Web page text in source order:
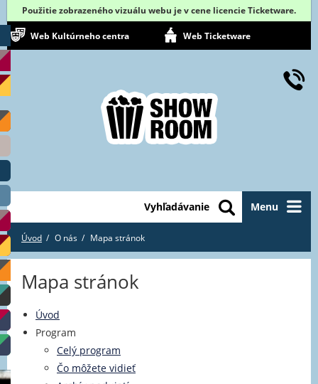
Použitie zobrazeného vizuálu webu je v cene licencie Ticketware.
Web Kultúrneho centra Web Ticketware
Menu
Vyhľadávanie
Úvod O nás Mapa stránok
Mapa stránok
Úvod
Program
Celý program
Čo môžete vidieť